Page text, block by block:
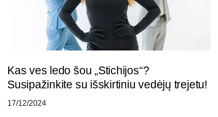
Kas ves ledo šou „Stichijos“?
Susipažinkite su išskirtiniu vedėjų trejetu!
17/12/2024